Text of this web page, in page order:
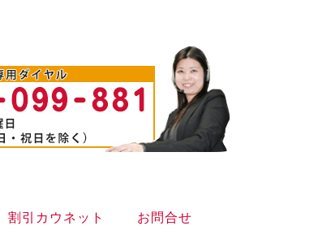
割引カウネット お問合せ